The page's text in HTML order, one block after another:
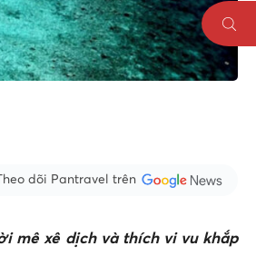
dõi Pantravel trên
mê xê dịch và thích vi vu khắp